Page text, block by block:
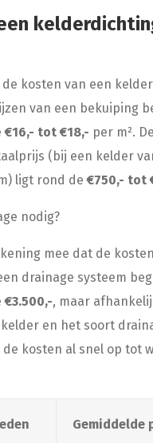
de kosten van een
van een bekuiping
€16,- tot €18,- per m². De
(bij een kelder
ligt rond de€750,- tot
nodig?
mee dat de
drainage systeem
€3.500,-, maar
en het soort
kosten al snel op tot
Gemiddelde